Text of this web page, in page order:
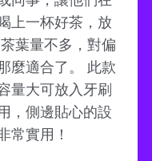
上一杯好茶，放
葉量不多，對偏
麼適合了。 此款
量大可放入牙刷
，側邊貼心的設
常實用！